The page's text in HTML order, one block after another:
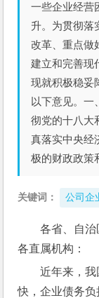
一些企业经营
升。为贯彻落
改革、重点做
建立和完善现
现就积极稳妥
以下意见。一
彻党的十八大
真落实中央经
极的财政政策
关键词： 公司企
各省、自治
各直属机构：
近年来，
快，企业债务